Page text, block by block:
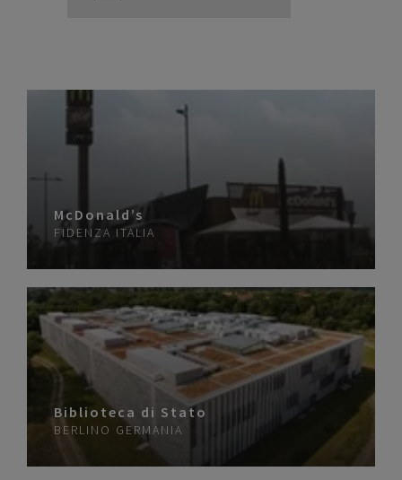
McDonald’s
FIDENZA ITALIA
Biblioteca di Stato
BERLINO GERMANIA